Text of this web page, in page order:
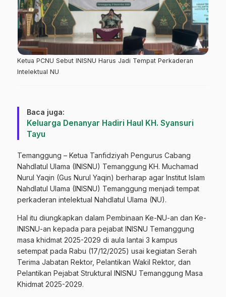
Ketua PCNU Sebut INISNU Harus Jadi Tempat Perkaderan
Intelektual NU
Baca juga:
Keluarga Denanyar Hadiri Haul KH. Syansuri
Tayu
Temanggung – Ketua Tanfidziyah Pengurus Cabang
Nahdlatul Ulama (INISNU) Temanggung KH. Muchamad
Nurul Yaqin (Gus Nurul Yaqin) berharap agar Institut Islam
Nahdlatul Ulama (INISNU) Temanggung menjadi tempat
perkaderan intelektual Nahdlatul Ulama (NU).
Hal itu diungkapkan dalam Pembinaan Ke-NU-an dan Ke-
INISNU-an kepada para pejabat INISNU Temanggung
masa khidmat 2025-2029 di aula lantai 3 kampus
setempat pada Rabu (17/12/2025) usai kegiatan Serah
Terima Jabatan Rektor, Pelantikan Wakil Rektor, dan
Pelantikan Pejabat Struktural INISNU Temanggung Masa
Khidmat 2025-2029.